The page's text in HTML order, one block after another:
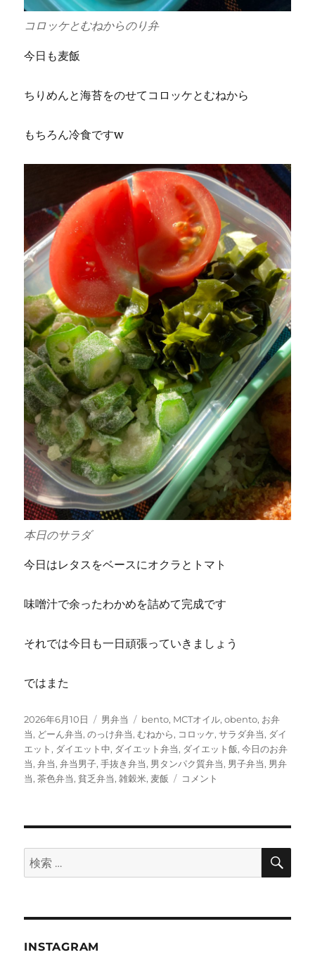
コロッケとむねからのり弁
今日も麦飯
ちりめんと海苔をのせてコロッケとむねから
もちろん冷食ですw
本日のサラダ
今日はレタスをベースにオクラとトマト
味噌汁で余ったわかめを詰めて完成です
それでは今日も一日頑張っていきましょう
ではまた
投
稿
日:
2026年6月10日
カ
テ
ゴ
リ
ー
男弁当
タ
グ
bento, MCTオイル,obento, お弁
当, どーん弁当,のっけ弁当,むねから, コロッケ,サラダ弁当, ダイ
エット, ダイエット中, ダイエット弁当, ダイエット飯,今日のお弁
当,弁当,弁当男子,手抜き弁当, 男タンパク質弁当, 男子弁当, 男弁
当,茶色弁当,貧乏弁当,雑穀米, 麦飯
コ
む
か
コメント
検
索:
検
INSTAGRAM